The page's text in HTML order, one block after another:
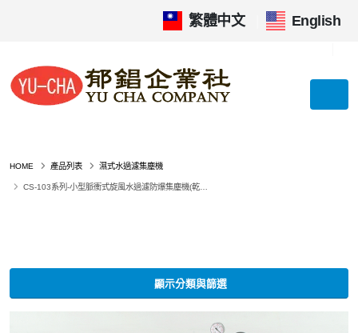
繁體中文 English
HOME 產品列表 濕式水過濾集塵機
CS-103系列-小型脈衝式旋風水過濾防爆集塵機(乾濕兩用)
顯示分類與篩選